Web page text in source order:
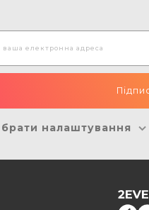
налаштування